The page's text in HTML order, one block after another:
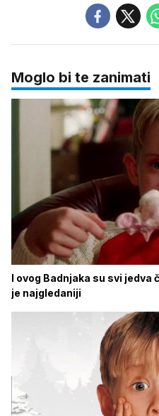
Moglo bi te zanimati
I ovog Badnjaka su svi jedva
je najgledaniji